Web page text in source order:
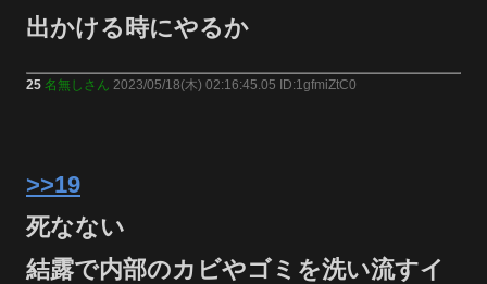
出かける時にやるか
25 名無しさん 2023/05/18(木) 02:16:45.05 ID:1gfmiZtC0
>>19
死なない
結露で内部のカビやゴミを洗い流すイ